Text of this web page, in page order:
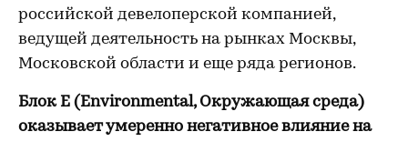
российской девелоперской компанией,
ведущей деятельность на рынках Москвы,
Московской области и еще ряда регионов.
Блок E (Environmental, Окружающая среда)
оказывает умеренно негативное влияние на